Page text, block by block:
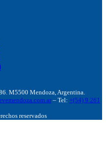
M5500 Mendoza, Argentina.
– Tel: +(54) 9 261
reservados